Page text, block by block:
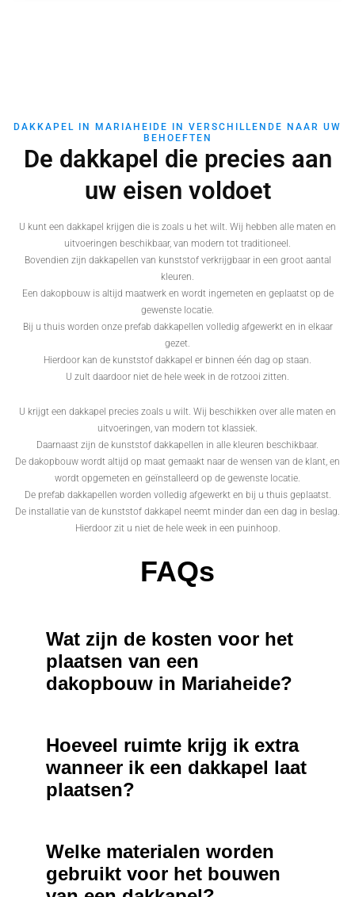
DAKKAPEL IN MARIAHEIDE IN VERSCHILLENDE NAAR UW
BEHOEFTEN
De dakkapel die precies aan
uw eisen voldoet
U kunt een dakkapel krijgen die is zoals u het wilt. Wij hebben alle maten en
uitvoeringen beschikbaar, van modern tot traditioneel.
Bovendien zijn dakkapellen van kunststof verkrijgbaar in een groot aantal
kleuren.
Een dakopbouw is altijd maatwerk en wordt ingemeten en geplaatst op de
gewenste locatie.
Bij u thuis worden onze prefab dakkapellen volledig afgewerkt en in elkaar
gezet.
Hierdoor kan de kunststof dakkapel er binnen één dag op staan.
U zult daardoor niet de hele week in de rotzooi zitten.
U krijgt een dakkapel precies zoals u wilt. Wij beschikken over alle maten en
uitvoeringen, van modern tot klassiek.
Daarnaast zijn de kunststof dakkapellen in alle kleuren beschikbaar.
De dakopbouw wordt altijd op maat gemaakt naar de wensen van de klant, en
wordt opgemeten en geïnstalleerd op de gewenste locatie.
De prefab dakkapellen worden volledig afgewerkt en bij u thuis geplaatst.
De installatie van de kunststof dakkapel neemt minder dan een dag in beslag.
Hierdoor zit u niet de hele week in een puinhoop.
FAQs
Wat zijn de kosten voor het
plaatsen van een
dakopbouw in Mariaheide?
Hoeveel ruimte krijg ik extra
wanneer ik een dakkapel laat
plaatsen?
Welke materialen worden
gebruikt voor het bouwen